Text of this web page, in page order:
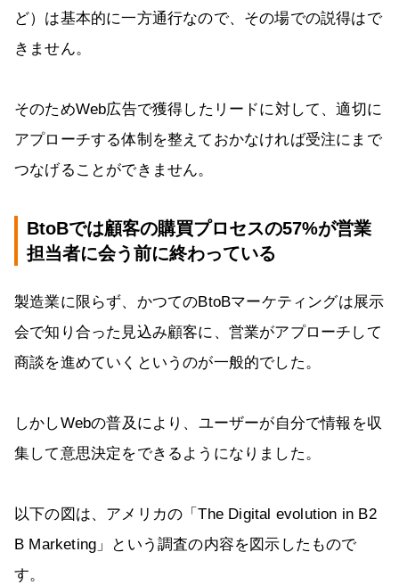
ど）は基本的に一方通行なので、その場での説得はで
きません。
そのためWeb広告で獲得したリードに対して、適切に
アプローチする体制を整えておかなければ受注にまで
つなげることができません。
BtoBでは顧客の購買プロセスの57%が営業
担当者に会う前に終わっている
製造業に限らず、かつてのBtoBマーケティングは展示
会で知り合った見込み顧客に、営業がアプローチして
商談を進めていくというのが一般的でした。
しかしWebの普及により、ユーザーが自分で情報を収
集して意思決定をできるようになりました。
以下の図は、アメリカの「The Digital evolution in B2
B Marketing」という調査の内容を図示したもので
す。